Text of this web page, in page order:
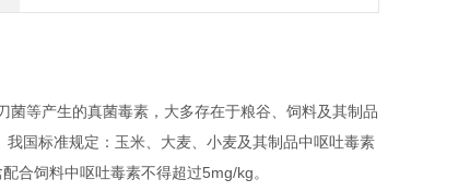
菌等产生的真菌毒素，大多存在于粮谷、饲料及其制品
国标准规定：玉米、大麦、小麦及其制品中呕吐毒素
配合饲料中呕吐毒素不得超过5mg/kg。